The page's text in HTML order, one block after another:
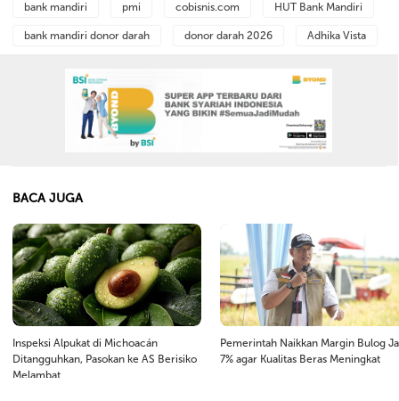
bank mandiri pmi cobisnis.com HUT Bank Mandiri
bank mandiri donor darah donor darah 2026 Adhika Vista
BACA JUGA
Inspeksi Alpukat di Michoacán
Ditangguhkan, Pasokan ke AS Berisiko
Melambat
Pemerintah Naikkan Margin Bulog
7% agar Kualitas Beras Meningkat